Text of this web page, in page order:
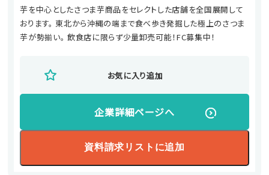
芋を中心としたさつま芋商品をセレクトした店舗を全国展開して
おります。 東北から沖縄の端まで食べ歩き発掘した極上のさつま
芋が勢揃い。 飲食店に限らず少量卸売可能！FC募集中！
お気に入り追加
企業詳細ページへ
資料請求リストに追加